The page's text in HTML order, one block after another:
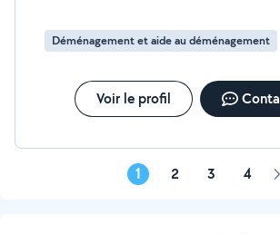
Déménagement et aide au déménagement
Voir le profil
1 2 3 4